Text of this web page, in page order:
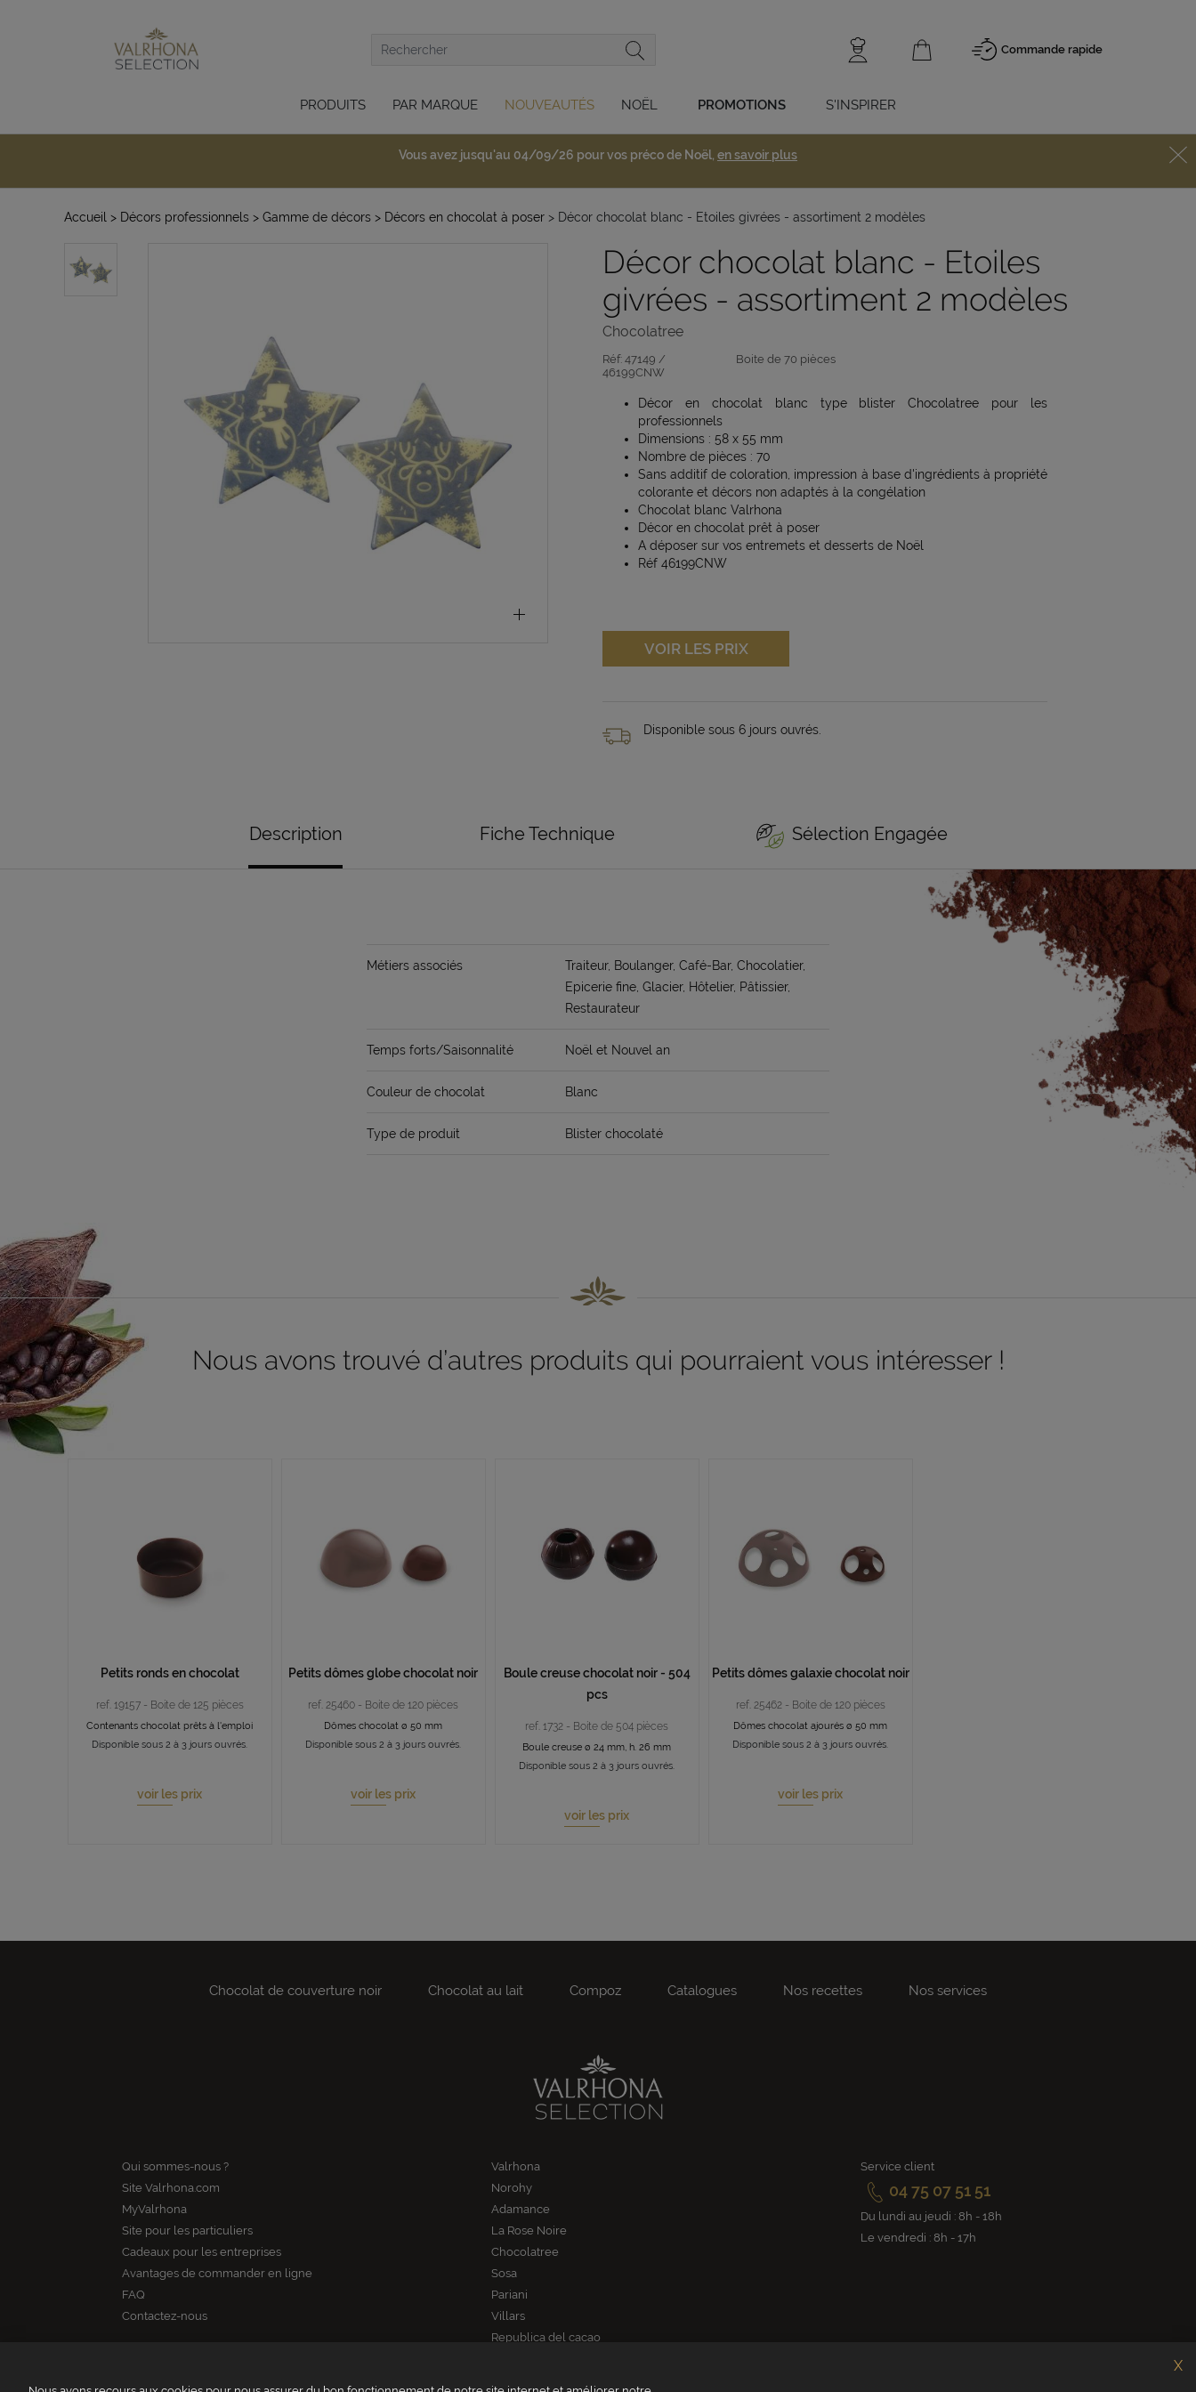
Commande rapide
PRODUITS PAR MARQUE NOUVEAUTÉS NOËL PROMOTIONS S'INSPIRER
Vous avez jusqu'au 04/09/26 pour vos préco de Noël, en savoir plus
Accueil > Décors professionnels > Gamme de décors > Décors en chocolat à poser > Décor chocolat blanc - Etoiles givrées - assortiment 2 modèles
Décor chocolat blanc - Etoiles
givrées - assortiment 2 modèles
Chocolatree
Réf: 47149 /
46199CNW
Boite de 70 pièces
Décor en chocolat blanc type blister Chocolatree pour les
professionnels
Dimensions : 58 x 55 mm
Nombre de pièces : 70
Sans additif de coloration, impression à base d'ingrédients à propriété
colorante et décors non adaptés à la congélation
Chocolat blanc Valrhona
Décor en chocolat prêt à poser
A déposer sur vos entremets et desserts de Noël
Réf 46199CNW
VOIR LES PRIX
Disponible sous 6 jours ouvrés.
Description Fiche Technique Sélection Engagée
Métiers associés
Traiteur, Boulanger, Café-Bar, Chocolatier,
Epicerie fine, Glacier, Hôtelier, Pâtissier,
Restaurateur
Temps forts/Saisonnalité Noël et Nouvel an
Couleur de chocolat Blanc
Type de produit Blister chocolaté
Nous avons trouvé d’autres produits qui pourraient vous intéresser !
Petits ronds en chocolat
ref. 19157 - Boite de 125 pièces
Contenants chocolat prêts à l'emploi
Disponible sous 2 à 3 jours ouvrés.
voir les prix
Petits dômes globe chocolat noir
ref. 25460 - Boite de 120 pièces
Dômes chocolat ø 50 mm
Disponible sous 2 à 3 jours ouvrés.
voir les prix
Boule creuse chocolat noir - 504
pcs
ref. 1732 - Boite de 504 pièces
Boule creuse ø 24 mm, h. 26 mm
Disponible sous 2 à 3 jours ouvrés.
voir les prix
Petits dômes galaxie chocolat noir
ref. 25462 - Boite de 120 pièces
Dômes chocolat ajourés ø 50 mm
Disponible sous 2 à 3 jours ouvrés.
voir les prix
Chocolat de couverture noir Chocolat au lait Compoz Catalogues Nos recettes Nos services
Qui sommes-nous ?
Site Valrhona.com
MyValrhona
Site pour les particuliers
Cadeaux pour les entreprises
Avantages de commander en ligne
FAQ
Contactez-nous
Valrhona
Norohy
Adamance
La Rose Noire
Chocolatree
Sosa
Pariani
Villars
Republica del cacao
Service client
04 75 07 51 51
Du lundi au jeudi : 8h - 18h
Le vendredi : 8h - 17h
X